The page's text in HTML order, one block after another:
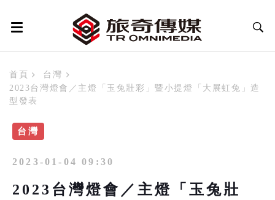
首頁
台灣
2023台灣燈會／主燈「玉兔壯彩」暨小提燈「大展虹兔」造
型發表
台灣
2023-01-04 09:30
2023台灣燈會／主燈「玉兔壯